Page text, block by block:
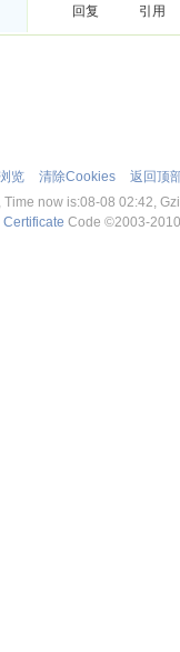
回复 引用
览 清除Cookies
返回顶
now is:08-08 02:42,
Certificate Code ©2003-2010